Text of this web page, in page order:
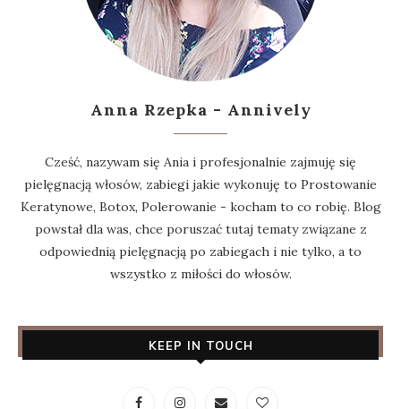
Anna Rzepka - Annively
Cześć, nazywam się Ania i profesjonalnie zajmuję się
pielęgnacją włosów, zabiegi jakie wykonuję to Prostowanie
Keratynowe, Botox, Polerowanie - kocham to co robię. Blog
powstał dla was, chce poruszać tutaj tematy związane z
odpowiednią pielęgnacją po zabiegach i nie tylko, a to
wszystko z miłości do włosów.
KEEP IN TOUCH